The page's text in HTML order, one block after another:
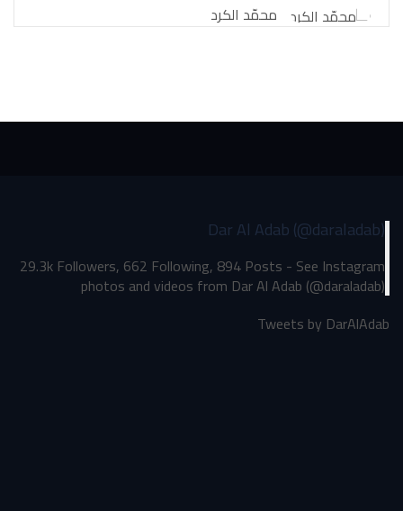
محمّد الكرد
Dar Al Adab (@daraladab)
29.3k Followers, 662 Following, 894 Posts - See Instagram
photos and videos from Dar Al Adab (@daraladab)
Tweets by DarAlAdab